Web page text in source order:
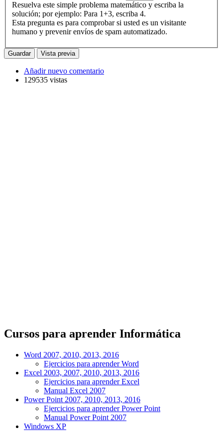
Resuelva este simple problema matemático y escriba la
solución; por ejemplo: Para 1+3, escriba 4.
Esta pregunta es para comprobar si usted es un visitante
humano y prevenir envíos de spam automatizado.
Añadir nuevo comentario
129535 vistas
Cursos para aprender Informática
Word 2007, 2010, 2013, 2016
Ejercicios para aprender Word
Excel 2003, 2007, 2010, 2013, 2016
Ejercicios para aprender Excel
Manual Excel 2007
Power Point 2007, 2010, 2013, 2016
Ejercicios para aprender Power Point
Manual Power Point 2007
Windows XP